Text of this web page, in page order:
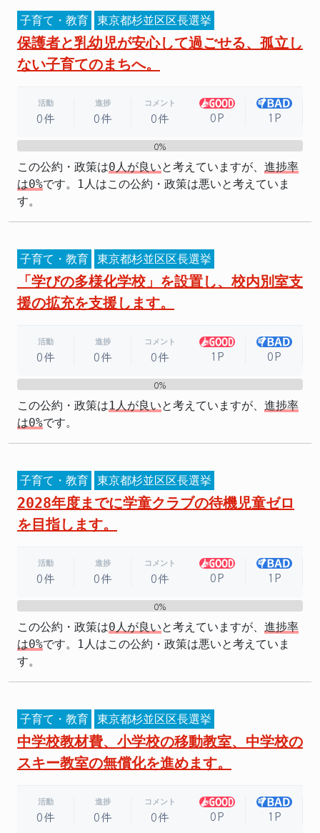
子育て・教育 東京都杉並区区長選挙
保護者と乳幼児が安心して過ごせる、孤立し
ない子育てのまちへ。
活動
0件
進捗
0件
コメント
0件 0P 1P
0%
この公約・政策は0人が良いと考えていますが、 進捗率
は0%です。1人はこの公約・政策は悪いと考えていま
す。
子育て・教育 東京都杉並区区長選挙
「学びの多様化学校」を設置し、校内別室支
援の拡充を支援します。
活動
0件
進捗
0件
コメント
0件 1P 0P
0%
この公約・政策は1人が良いと考えていますが、 進捗率
は0%です。
子育て・教育 東京都杉並区区長選挙
2028年度までに学童クラブの待機児童ゼロ
を目指します。
活動
0件
進捗
0件
コメント
0件 0P 1P
0%
この公約・政策は0人が良いと考えていますが、 進捗率
は0%です。1人はこの公約・政策は悪いと考えていま
す。
子育て・教育 東京都杉並区区長選挙
中学校教材費、小学校の移動教室、中学校の
スキー教室の無償化を進めます。
活動
0件
進捗
0件
コメント
0件 0P 1P